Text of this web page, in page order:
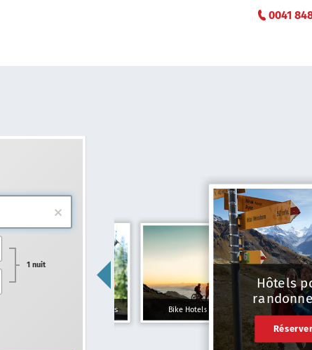
0041
1 nuit
Hôtels pour familles Bike Hotels
Hôtels